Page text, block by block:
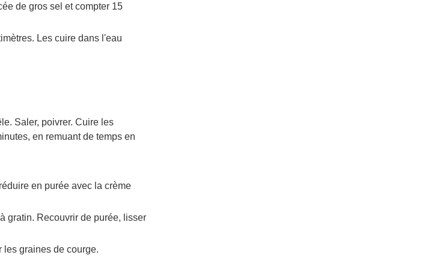
de gros sel et compter 15
Les cuire dans l'eau
Saler, poivrer. Cuire les
en remuant de temps en
en purée avec la crème
gratin. Recouvrir de purée, lisser
les graines de courge.